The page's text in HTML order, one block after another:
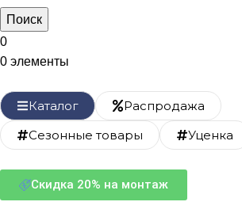
Поиск
0
0 элементы
Каталог
Распродажа
Сезонные товары
Уценка
Скидка 20% на монтаж